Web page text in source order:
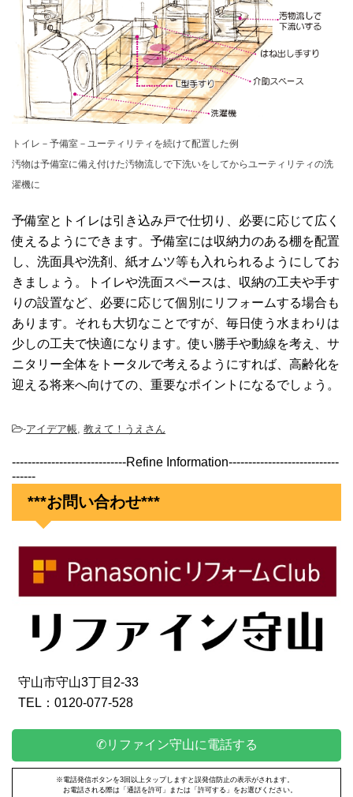
トイレ－予備室－ユーティリティを続けて配置した例
汚物は予備室に備え付けた汚物流しで下洗いをしてからユーティリティの洗
濯機に
予備室とトイレは引き込み戸で仕切り、必要に応じて広く
使えるようにできます。予備室には収納力のある棚を配置
し、洗面具や洗剤、紙オムツ等も入れられるようにしてお
きましょう。トイレや洗面スペースは、収納の工夫や手す
りの設置など、必要に応じて個別にリフォームする場合も
あります。それも大切なことですが、毎日使う水まわりは
少しの工夫で快適になります。使い勝手や動線を考え、サ
ニタリー全体をトータルで考えるようにすれば、高齢化を
迎える将来へ向けての、重要なポイントになるでしょう。
-アイデア帳, 教えて！うえさん
-----------------------------Refine Information----------------------------
------
***お問い合わせ***
守山市守山3丁目2-33
TEL：0120-077-528
✆リファイン守山に電話する
※電話発信ボタンを3回以上タップしますと誤発信防止の表示がされます。
お電話される際は「通話を許可」または「許可する」をお選びください。